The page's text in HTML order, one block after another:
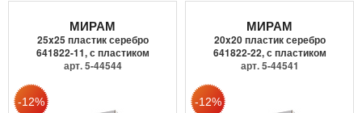
МИРАМ
25x25 пластик серебро
641822-11, с пластиком
арт. 5-44544
МИРАМ
20x20 пластик серебро
641822-22, с пластиком
арт. 5-44541